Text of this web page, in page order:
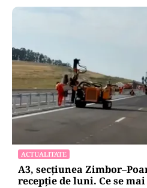
ACTUALITATE
A3, secțiunea
recepție de luni. Ce se